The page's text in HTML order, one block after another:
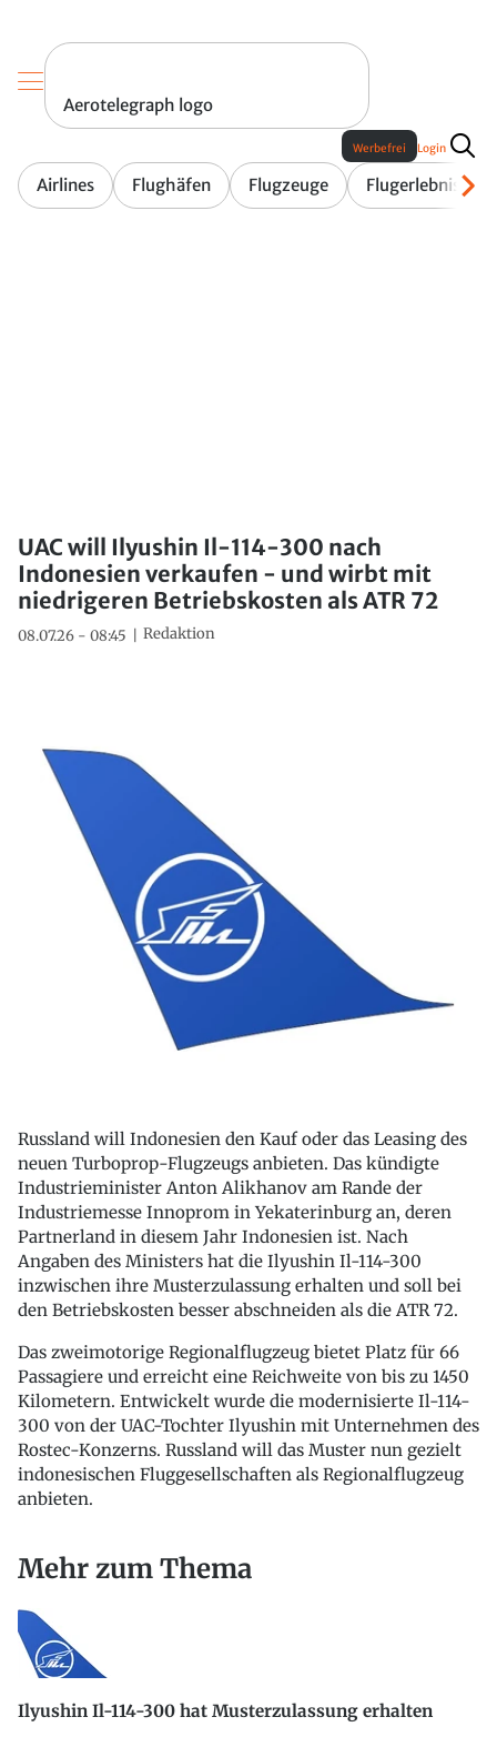
Aerotelegraph logo
Airlines Flughäfen Flugzeuge Flugerlebnis
Werbefrei Login
UAC will Ilyushin Il-114-300 nach
Indonesien verkaufen - und wirbt mit
niedrigeren Betriebskosten als ATR 72
08.07.26 - 08:45 Redaktion
Russland will Indonesien den Kauf oder das Leasing des
neuen Turboprop-Flugzeugs anbieten. Das kündigte
Industrieminister Anton Alikhanov am Rande der
Industriemesse Innoprom in Yekaterinburg an, deren
Partnerland in diesem Jahr Indonesien ist. Nach
Angaben des Ministers hat die Ilyushin Il-114-300
inzwischen ihre Musterzulassung erhalten und soll bei
den Betriebskosten besser abschneiden als die ATR 72.
Das zweimotorige Regionalflugzeug bietet Platz für 66
Passagiere und erreicht eine Reichweite von bis zu 1450
Kilometern. Entwickelt wurde die modernisierte Il-114-
300 von der UAC-Tochter Ilyushin mit Unternehmen des
Rostec-Konzerns. Russland will das Muster nun gezielt
indonesischen Fluggesellschaften als Regionalflugzeug
anbieten.
Mehr zum Thema
Ilyushin Il-114-300 hat Musterzulassung erhalten